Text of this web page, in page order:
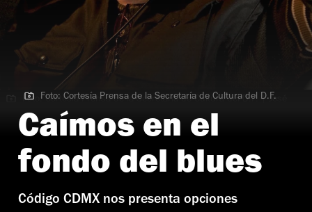
Foto: Cortesía Prensa de la Secretaría de Cultura del D.F. | José
Cruz en la cabina de Código CDMX
Foto: Cortesía Prensa de la Secretaría de Cultura del D.F.
Caímos en el
fondo del blues
Código CDMX nos presenta opciones